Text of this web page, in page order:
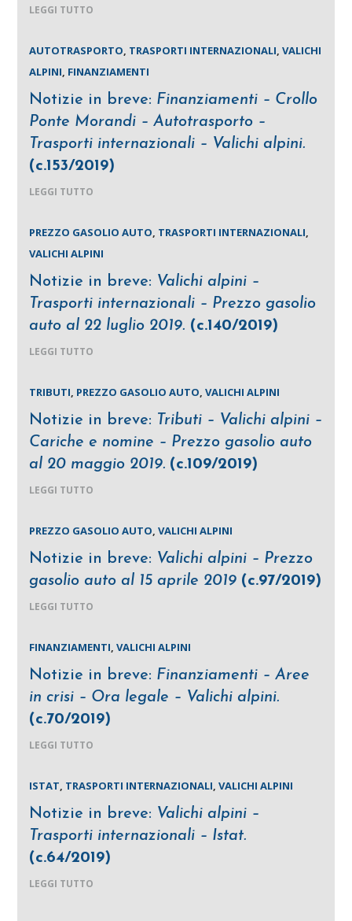
LEGGI TUTTO
AUTOTRASPORTO, TRASPORTI INTERNAZIONALI,VALICHI
ALPINI, FINANZIAMENTI
Notizie in breve: Finanziamenti – Crollo
Ponte Morandi – Autotrasporto –
Trasporti internazionali – Valichi alpini.
(c.153/2019)
LEGGI TUTTO
PREZZO GASOLIO AUTO, TRASPORTI INTERNAZIONALI,
VALICHI ALPINI
Notizie in breve: Valichi alpini –
Trasporti internazionali – Prezzo gasolio
auto al 22 luglio 2019. (c.140/2019)
LEGGI TUTTO
TRIBUTI, PREZZO GASOLIO AUTO,VALICHI ALPINI
Notizie in breve: Tributi – Valichi alpini –
Cariche e nomine – Prezzo gasolio auto
al 20 maggio 2019. (c.109/2019)
LEGGI TUTTO
PREZZO GASOLIO AUTO,VALICHI ALPINI
Notizie in breve: Valichi alpini – Prezzo
gasolio auto al 15 aprile 2019 (c.97/2019)
LEGGI TUTTO
FINANZIAMENTI,VALICHI ALPINI
Notizie in breve: Finanziamenti – Aree
in crisi – Ora legale – Valichi alpini.
(c.70/2019)
LEGGI TUTTO
ISTAT, TRASPORTI INTERNAZIONALI,VALICHI ALPINI
Notizie in breve: Valichi alpini –
Trasporti internazionali – Istat.
(c.64/2019)
LEGGI TUTTO